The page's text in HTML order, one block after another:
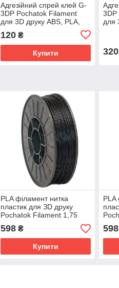
Адгезійний спрей клей G-
3DP Pochatok Filament
для 3D друку ABS, PLA,
120₴
Купити
3DP
для
320
PLA філамент нитка
пластик для ЗD друку
Pochatok Filament 1,75
мм. Чорний
глянсовий(Black)
598₴
Купити
PLA
598